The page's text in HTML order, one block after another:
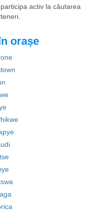
activ la căutarea
orașe